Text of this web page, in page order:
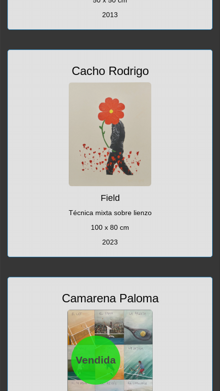
2013
Cacho Rodrigo
Field
Técnica mixta sobre lienzo
100 x 80 cm
2023
Vendida
Camarena Paloma